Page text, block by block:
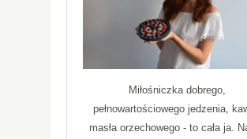
Miłośniczka dobrego,
pełnowartościowego jedzenia,
masła orzechowego - to cała ja.